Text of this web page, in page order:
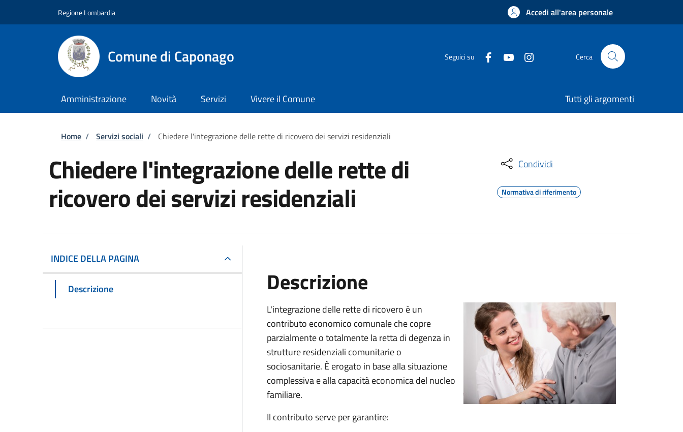
Regione Lombardia Accedi all'area personale
Comune di Caponago Seguici su Cerca
Amministrazione Novità Servizi Vivere il Comune Tutti gli argomenti
Briciole di pane
Home / Servizi sociali / Chiedere l'integrazione delle rette di ricovero dei servizi residenziali
Chiedere l'integrazione delle rette di
ricovero dei servizi residenziali
Condividi
Normativa di riferimento
INDICE DELLA PAGINA
Descrizione Descrizione
L'integrazione delle rette di ricovero è un
contributo economico comunale che copre
parzialmente o totalmente la retta di degenza in
strutture residenziali comunitarie o
sociosanitarie. È erogato in base alla situazione
complessiva e alla capacità economica del nucleo
familiare.
Il contributo serve per garantire: